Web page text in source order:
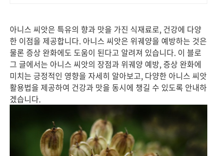
아니스 씨앗은 특유의 향과 맛을 가진 식재료로, 건강에 다양
한 이점을 제공합니다. 아니스 씨앗은 위궤양을 예방하는 것은
물론 증상 완화에도 도움이 된다고 알려져 있습니다. 이 블로
그 글에서는 아니스 씨앗의 장점과 위궤양 예방, 증상 완화에
미치는 긍정적인 영향을 자세히 알아보고, 다양한 아니스 씨앗
활용법을 제공하여 건강과 맛을 동시에 챙길 수 있도록 안내하
겠습니다.